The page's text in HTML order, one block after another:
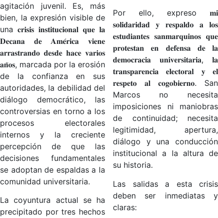
agitación juvenil. Es, más
bien, la expresión visible de
una 𝐜𝐫𝐢𝐬𝐢𝐬 𝐢𝐧𝐬𝐭𝐢𝐭𝐮𝐜𝐢𝐨𝐧𝐚𝐥 𝐪𝐮𝐞 𝐥𝐚
𝐃𝐞𝐜𝐚𝐧𝐚 𝐝𝐞 𝐀𝐦𝐞́𝐫𝐢𝐜𝐚 𝐯𝐢𝐞𝐧𝐞
𝐚𝐫𝐫𝐚𝐬𝐭𝐫𝐚𝐧𝐝𝐨 𝐝𝐞𝐬𝐝𝐞 𝐡𝐚𝐜𝐞 𝐯𝐚𝐫𝐢𝐨𝐬
𝐚𝐧̃𝐨𝐬, marcada por la erosión
de la confianza en sus
autoridades, la debilidad del
diálogo democrático, las
controversias en torno a los
procesos electorales
internos y la creciente
percepción de que las
decisiones fundamentales
se adoptan de espaldas a la
comunidad universitaria.
La coyuntura actual se ha
precipitado por tres hechos
Por ello, expreso 𝐦𝐢
𝐬𝐨𝐥𝐢𝐝𝐚𝐫𝐢𝐝𝐚𝐝 𝐲 𝐫𝐞𝐬𝐩𝐚𝐥𝐝𝐨 𝐚 𝐥𝐨𝐬
𝐞𝐬𝐭𝐮𝐝𝐢𝐚𝐧𝐭𝐞𝐬 𝐬𝐚𝐧𝐦𝐚𝐫𝐪𝐮𝐢𝐧𝐨𝐬 𝐪𝐮𝐞
𝐩𝐫𝐨𝐭𝐞𝐬𝐭𝐚𝐧 𝐞𝐧 𝐝𝐞𝐟𝐞𝐧𝐬𝐚 𝐝𝐞 𝐥𝐚
𝐝𝐞𝐦𝐨𝐜𝐫𝐚𝐜𝐢𝐚 𝐮𝐧𝐢𝐯𝐞𝐫𝐬𝐢𝐭𝐚𝐫𝐢𝐚, 𝐥𝐚
𝐭𝐫𝐚𝐧𝐬𝐩𝐚𝐫𝐞𝐧𝐜𝐢𝐚 𝐞𝐥𝐞𝐜𝐭𝐨𝐫𝐚𝐥 𝐲 𝐞𝐥
𝐫𝐞𝐬𝐩𝐞𝐭𝐨 𝐚𝐥 𝐜𝐨𝐠𝐨𝐛𝐢𝐞𝐫𝐧𝐨. San
Marcos no necesita
imposiciones ni maniobras
de continuidad; necesita
legitimidad, apertura,
diálogo y una conducción
institucional a la altura de
su historia.
Las salidas a esta crisis
deben ser inmediatas y
claras: